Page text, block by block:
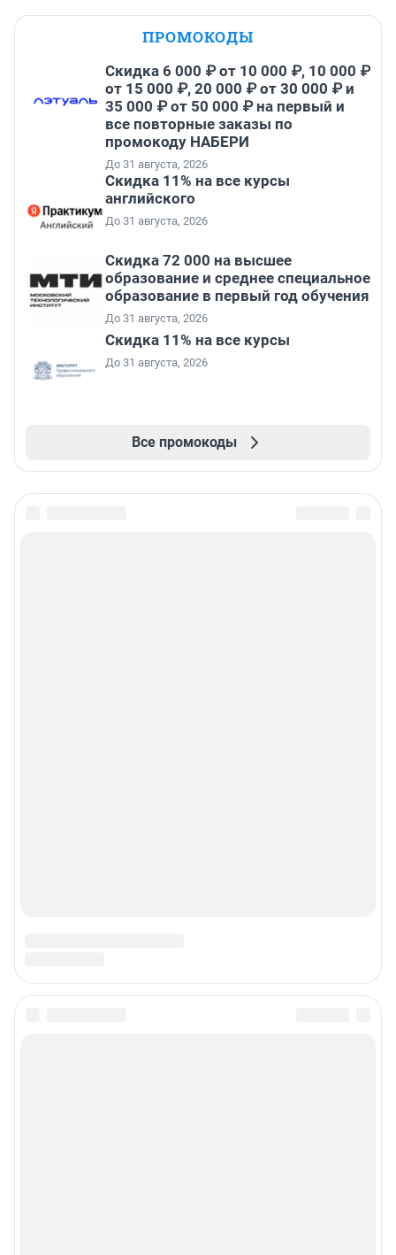
ПРОМОКОДЫ
Скидка 6 000 ₽ от 10 000 ₽, 10 000 ₽
от 15 000 ₽, 20 000 ₽ от 30 000 ₽ и
35 000 ₽ от 50 000 ₽ на первый и
все повторные заказы по
промокоду НАБЕРИ
До 31 августа, 2026
Скидка 11% на все курсы
английского
До 31 августа, 2026
Скидка 72 000 на высшее
образование и среднее специальное
образование в первый год обучения
До 31 августа, 2026
Скидка 11% на все курсы
До 31 августа, 2026
Все промокоды